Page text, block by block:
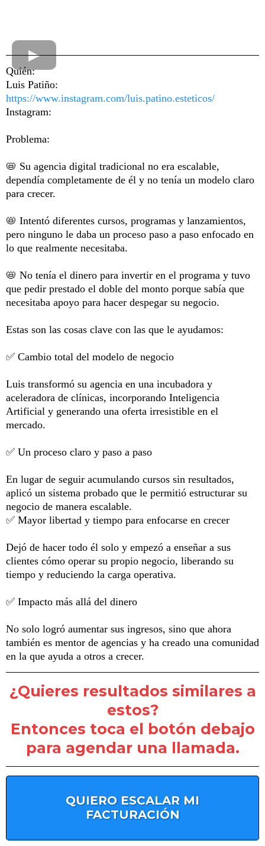
Quién:
Luis Patiño:
https://www.instagram.com/luis.patino.esteticos/
Instagram:
Problema:
📛 Su agencia digital tradicional no era escalable,
dependía completamente de él y no tenía un modelo claro
para crecer.
📛 Intentó diferentes cursos, programas y lanzamientos,
pero ninguno le daba un proceso paso a paso enfocado en
lo que realmente necesitaba.
📛 No tenía el dinero para invertir en el programa y tuvo
que pedir prestado el doble del monto porque sabía que
necesitaba apoyo para hacer despegar su negocio.
Estas son las cosas clave con las que le ayudamos:
✅ Cambio total del modelo de negocio
Luis transformó su agencia en una incubadora y
aceleradora de clínicas, incorporando Inteligencia
Artificial y generando una oferta irresistible en el
mercado.
✅ Un proceso claro y paso a paso
En lugar de seguir acumulando cursos sin resultados,
aplicó un sistema probado que le permitió estructurar su
negocio de manera escalable.
✅ Mayor libertad y tiempo para enfocarse en crecer
Dejó de hacer todo él solo y empezó a enseñar a sus
clientes cómo operar su propio negocio, liberando su
tiempo y reduciendo la carga operativa.
✅ Impacto más allá del dinero
No solo logró aumentar sus ingresos, sino que ahora
también es mentor de agencias y ha creado una comunidad
en la que ayuda a otros a crecer.
¿Quieres resultados similares a
estos?
Entonces toca el botón debajo
para agendar una llamada.
QUIERO ESCALAR MI
FACTURACIÓN